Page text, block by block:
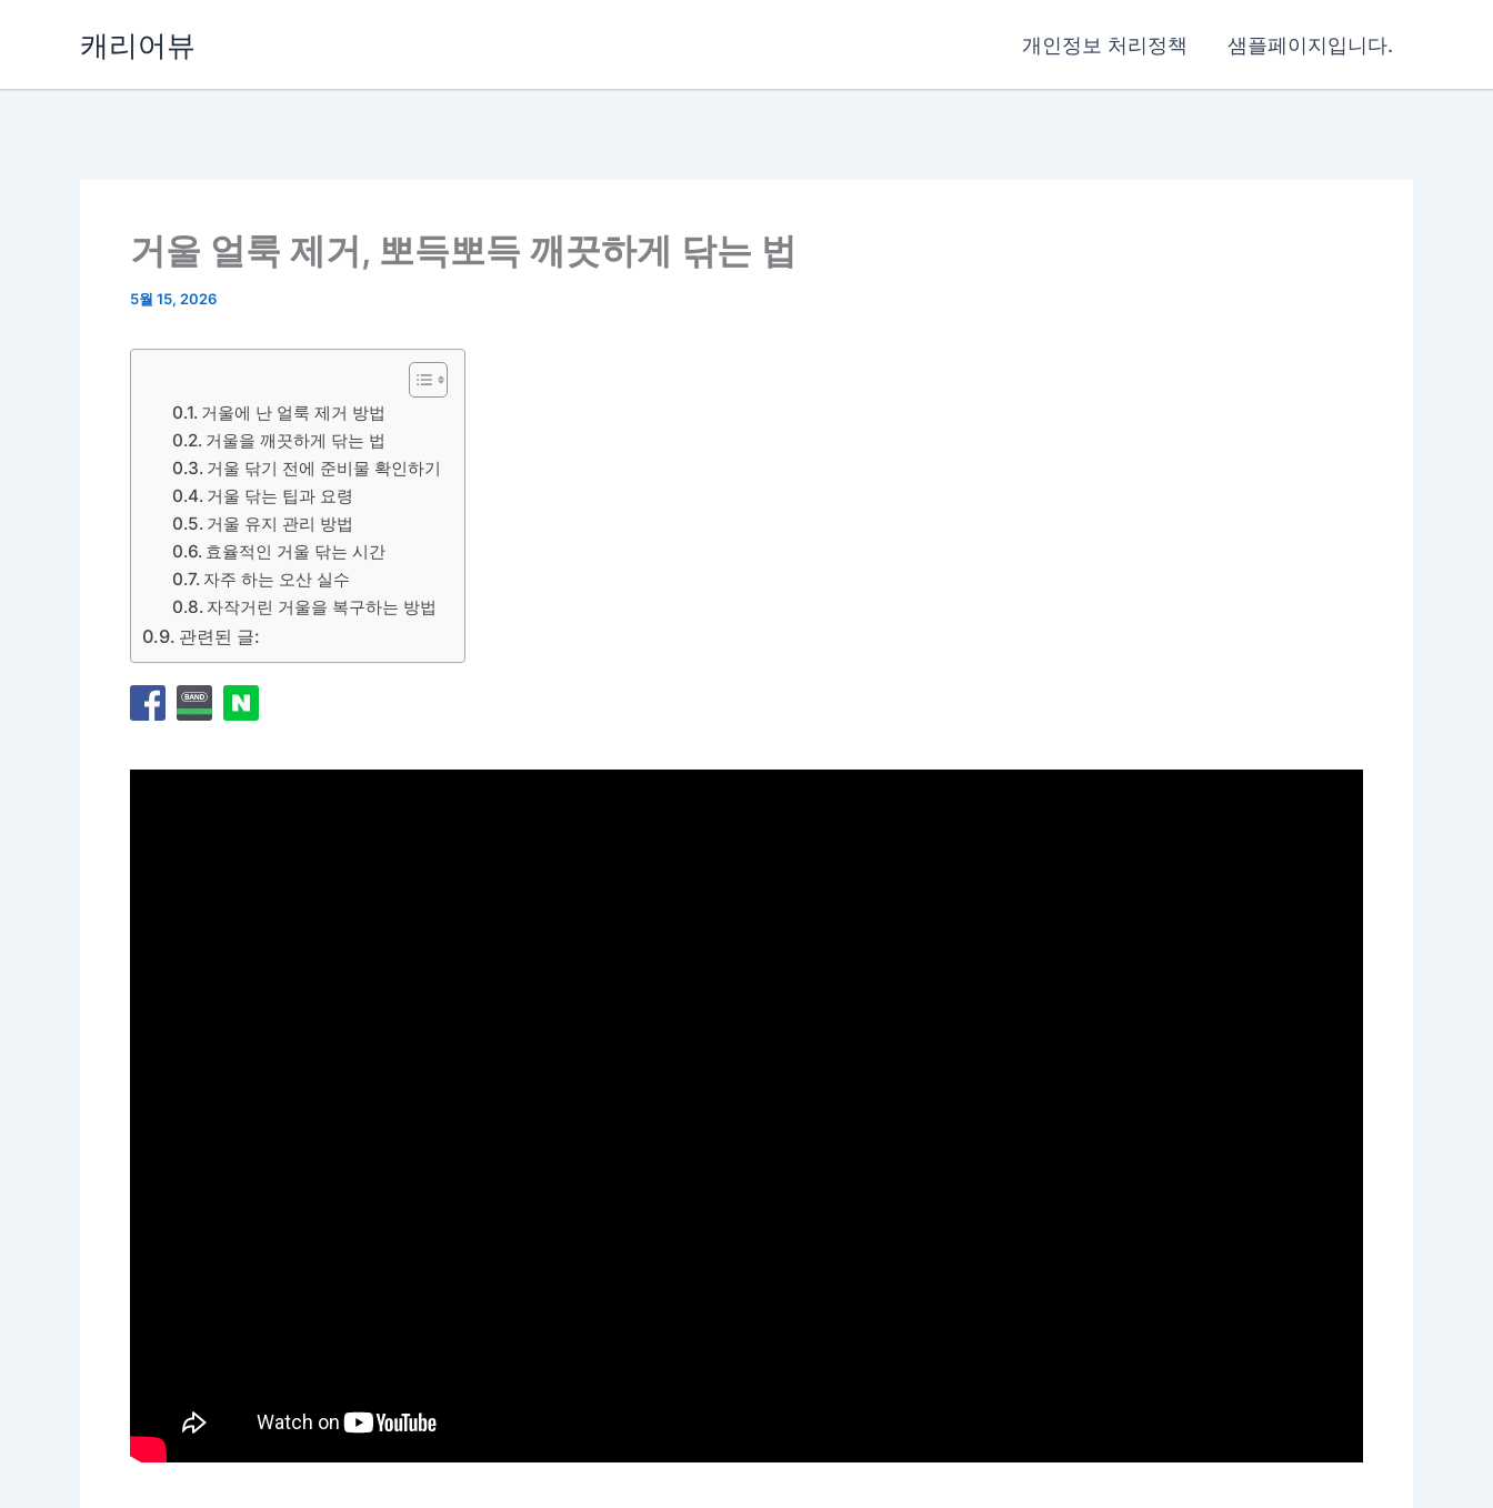
캐리어뷰 개인정보 처리정책 샘플페이지입니다.
거울 얼룩 제거, 뽀득뽀득 깨끗하게 닦는 법
5월 15, 2026
거울에 난 얼룩 제거 방법
거울을 깨끗하게 닦는 법
거울 닦기 전에 준비물 확인하기
거울 닦는 팁과 요령
거울 유지 관리 방법
효율적인 거울 닦는 시간
자주 하는 오산 실수
자작거린 거울을 복구하는 방법
관련된 글: